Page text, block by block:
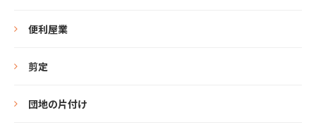
便利屋業
剪定
団地の片付け